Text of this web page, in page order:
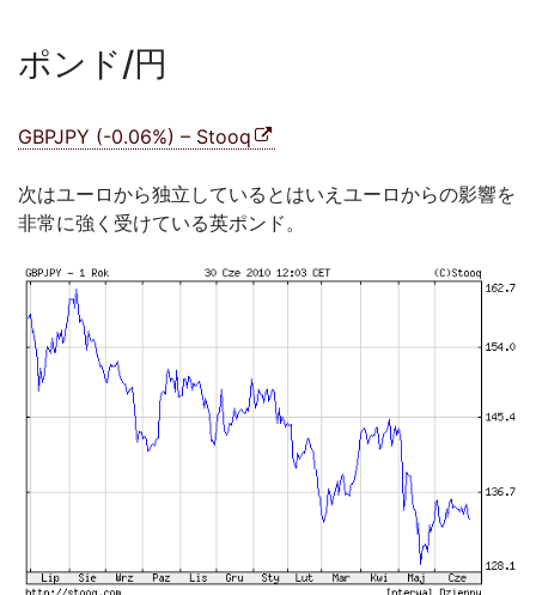
ポンド/円
GBPJPY (-0.06%) – Stooq
次はユーロから独立しているとはいえユーロからの影響を
非常に強く受けている英ポンド。